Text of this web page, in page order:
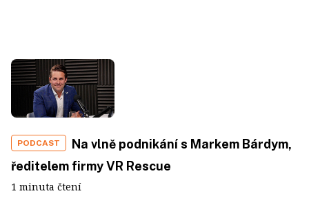
PODCAST
Na vlně podnikání s Markem Bárdym,
ředitelem firmy VR Rescue
1 minuta čtení